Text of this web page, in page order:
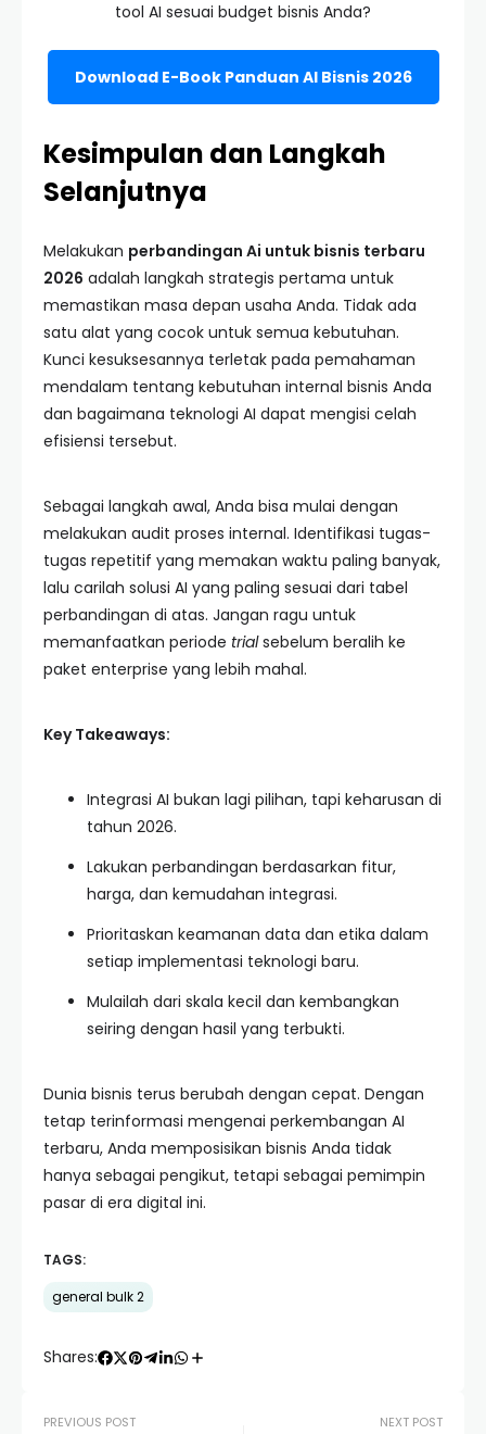
tool AI sesuai budget bisnis Anda?
Download E-Book Panduan AI Bisnis 2026
Kesimpulan dan Langkah
Selanjutnya
Melakukan perbandingan Ai untuk bisnis terbaru
2026 adalah langkah strategis pertama untuk
memastikan masa depan usaha Anda. Tidak ada
satu alat yang cocok untuk semua kebutuhan.
Kunci kesuksesannya terletak pada pemahaman
mendalam tentang kebutuhan internal bisnis Anda
dan bagaimana teknologi AI dapat mengisi celah
efisiensi tersebut.
Sebagai langkah awal, Anda bisa mulai dengan
melakukan audit proses internal. Identifikasi tugas-
tugas repetitif yang memakan waktu paling banyak,
lalu carilah solusi AI yang paling sesuai dari tabel
perbandingan di atas. Jangan ragu untuk
memanfaatkan periode trialsebelum beralih ke
paket enterprise yang lebih mahal.
Key Takeaways:
Integrasi AI bukan lagi pilihan, tapi keharusan di
tahun 2026.
Lakukan perbandingan berdasarkan fitur,
harga, dan kemudahan integrasi.
Prioritaskan keamanan data dan etika dalam
setiap implementasi teknologi baru.
Mulailah dari skala kecil dan kembangkan
seiring dengan hasil yang terbukti.
Dunia bisnis terus berubah dengan cepat. Dengan
tetap terinformasi mengenai perkembangan AI
terbaru, Anda memposisikan bisnis Anda tidak
hanya sebagai pengikut, tetapi sebagai pemimpin
pasar di era digital ini.
TAGS:
general bulk 2
Shares:
PREVIOUS POST NEXT POST